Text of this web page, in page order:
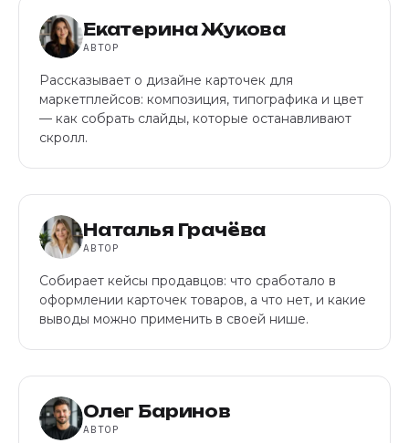
Екатерина Жукова
АВТОР
Рассказывает о дизайне карточек для
маркетплейсов: композиция, типографика и цвет
— как собрать слайды, которые останавливают
скролл.
Наталья Грачёва
АВТОР
Собирает кейсы продавцов: что сработало в
оформлении карточек товаров, а что нет, и какие
выводы можно применить в своей нише.
Олег Баринов
АВТОР